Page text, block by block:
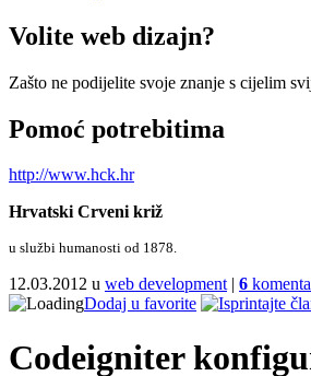
Volite web dizajn?
Zašto ne podijelite svoje znanje s cijelim
Pomoć potrebitima
http://www.hck.hr
Hrvatski Crveni križ
u službi humanosti od 1878.
12.03.2012 u web development| 6
Dodaj u favorite
Codeigniter